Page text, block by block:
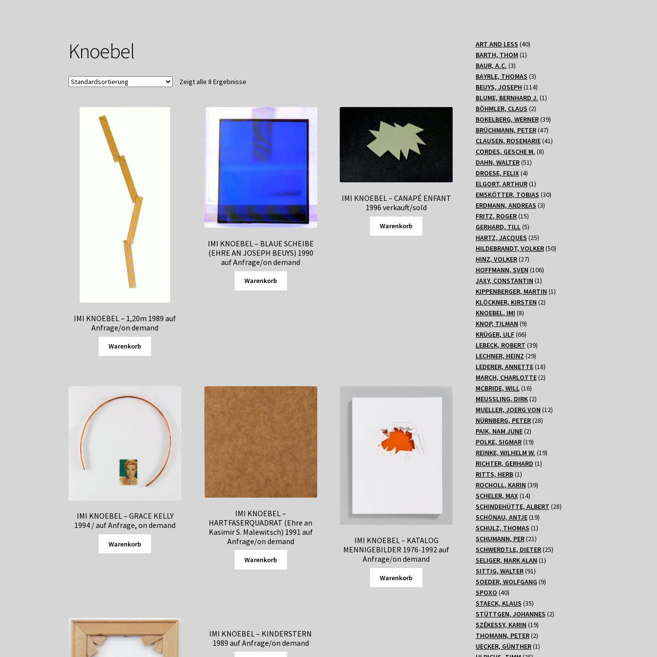
Knoebel
Zeigt alle 8 Ergebnisse
IMI KNOEBEL – 1,20m 1989 auf
Anfrage/on demand
Warenkorb
IMI KNOEBEL – BLAUE SCHEIBE
(EHRE AN JOSEPH BEUYS) 1990
auf Anfrage/on demand
Warenkorb
IMI KNOEBEL – CANAPÉ ENFANT
1996 verkauft/sold
Warenkorb
IMI KNOEBEL – GRACE KELLY
1994 / auf Anfrage, on demand
Warenkorb
IMI KNOEBEL –
HARTFASERQUADRAT (Ehre an
Kasimir S. Malewitsch) 1991 auf
Anfrage/on demand
Warenkorb
IMI KNOEBEL – KATALOG
MENNIGEBILDER 1976-1992 auf
Anfrage/on demand
Warenkorb
IMI KNOEBEL – KINDERSTERN
1989 auf Anfrage/on demand
ART AND LESS 4040
BARTH, THOM 11
BAUR, A.C. 33
Produkte
BAYRLE, THOMAS 33
Produkte
BEUYS, JOSEPH 114114
Produkte
BLUME, BERNHARD J. 11
BÖHMLER, CLAUS 22
Produkte
BOKELBERG, WERNER 3939
BRÜCHMANN, PETER 4747
Produkte
CLAUSEN, ROSEMARIE 4141
CORDES, GESCHE M. 88
DAHN, WALTER 5151
DROESE, FELIX 44
Produkte
ELGORT, ARTHUR 11
Produkt
EMSKÖTTER, TOBIAS 3030
ERDMANN, ANDREAS 33
FRITZ, ROGER 1515
Produkte
GERHARD, TILL 55
Produkte
HARTZ, JACQUES 2525
Produkte
HILDEBRANDT, VOLKER 5050
HINZ, VOLKER 2727
Produkte
HOFFMANN, SVEN 106106
Produkte
JAXY, CONSTANTIN 11
Produkt
KIPPENBERGER, MARTIN 11
KLÖCKNER, KIRSTEN 22
KNOEBEL, IMI 88
Produkte
KNOP, TILMAN 99
Produkte
KRÜGER, ULF 6666
Produkte
LEBECK, ROBERT 3939
Produkte
LECHNER, HEINZ 2929
Produkte
LEDERER, ANNETTE 1818
Produkte
MARCH, CHARLOTTE 22
MCBRIDE, WILL 1616
Produkte
MEUSSLING, DIRK 22
Produkte
MUELLER, JOERG VON 1212
NÜRNBERG, PETER 2828
PAIK, NAM JUNE 22
Produkte
POLKE, SIGMAR 1919
Produkte
REINKE, WILHELM W. 1919
RICHTER, GERHARD 11
RITTS, HERB 11
Produkt
ROCHOLL, KARIN 3939
SCHELER, MAX 1414
Produkte
SCHINDEHÜTTE, ALBERT 2828
SCHÖNAU, ANTJE 1919
Produkte
SCHULZ, THOMAS 11
Produkt
SCHUMANN, PER 2121
Produkte
SCHWERDTLE, DIETER 2525
SELIGER, MARK ALAN 11
SITTIG, WALTER 9191
Produkte
SOEDER, WOLFGANG 99
SPOXO 4040
Produkte
STAECK, KLAUS 3535
Produkte
STÜTTGEN, JOHANNES 22
SZÉKESSY, KARIN 1919
Produkte
THOMANN, PETER 22
Produkte
UECKER, GÜNTHER 11